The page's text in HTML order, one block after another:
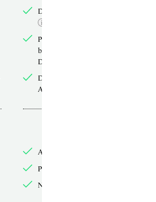
Die aktuelle double-Ausgabe
Persönliches Archiv mit allen
bereits erworbenen
Downloads
Die aktuelle IXYPSILONZETT-
Ausgabe
Anmelden per E-Mail
Persönliche Merklisten
Nur für Privatkunden